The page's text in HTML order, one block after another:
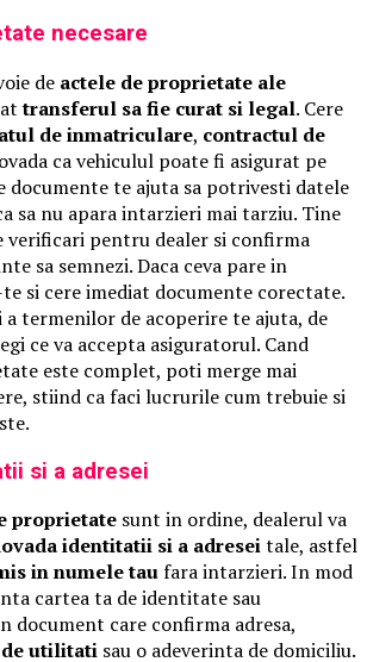
necesare
de actele de proprietate ale
transferul sa fie curat si legal. Cere
de inmatriculare, contractul de
ca vehiculul poate fi asigurat pe
documente te ajuta sa potrivesti datele
sa nu apara intarzieri mai tarziu. Tine
verificari pentru dealer si confirma
sa semnezi. Daca ceva pare in
si cere imediat documente corectate.
a termenilor de acoperire te ajuta, de
ce va accepta asiguratorul. Cand
este complet, poti merge mai
stiind ca faci lucrurile cum trebuie si
si a adresei
proprietate sunt in ordine, dealerul va
identitatii si a adreseitale, astfel
in numele taufara intarzieri. In mod
cartea ta de identitate sau
document care confirma adresa,
utilitati sau o adeverinta de domiciliu.